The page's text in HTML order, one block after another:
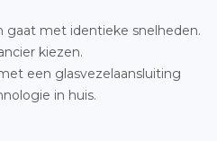
gaat met identieke snelheden.
kiezen.
een glasvezelaansluiting
in huis.